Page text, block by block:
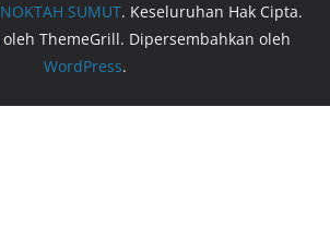
NOKTAH SUMUT. Keseluruhan Hak Cipta.
oleh ThemeGrill. Dipersembahkan oleh
WordPress.